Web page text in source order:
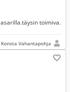
Konsta Vahantapohja